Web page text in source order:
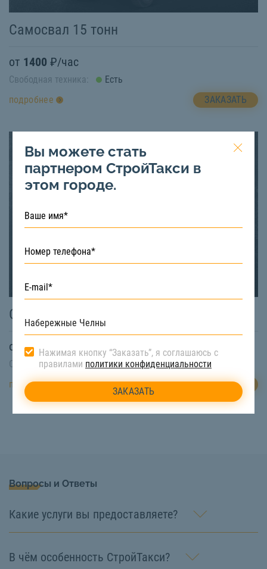
Самосвал 15 тонн
от 1400 ₽/час
Свободная техника:
Есть
подробнее
ЗАКАЗАТЬ
Самосвал 25 тонн
от 1800
Свободная техника:
Есть
подробнее
ЗАКАЗАТЬ
Вопросы и Ответы
Какие услуги вы предоставляете?
В чём особенность СтройТакси?
Вы можете стать
партнером СтройТакси в
этом городе.
Нажимая кнопку “Заказать”, я соглашаюсь с
правилами политики конфиденциальности